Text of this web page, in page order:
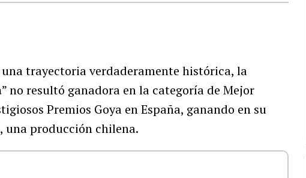
trayectoria verdaderamente histórica, la
” no resultó ganadora en la categoría de Mejor
Premios Goya en España, ganando en su
una producción chilena.